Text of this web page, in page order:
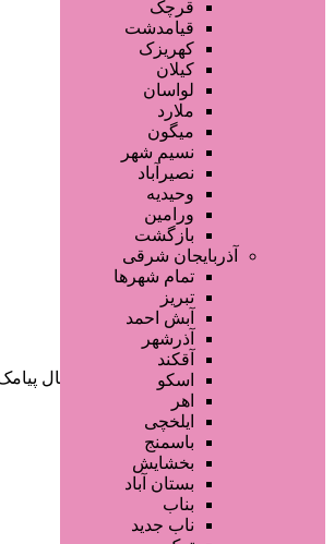
قرچک
قیامدشت
کهریزک
کیلان
لواسان
ملارد
میگون
نسیم شهر
نصیرآباد
وحیدیه
ورامین
بازگشت
آذربایجان شرقی
تمام شهر‌ها
تبریز
آبش احمد
آذرشهر
آقکند
اسکو
اهر
ایلخچی
باسمنج
بخشایش
بستان آباد
بناب
ناب جدید
صفحه اصلی
آگهی انبوه
طراحی سایت
صفحه اختصاصی
لیست سایتهای تبلیغاتی
دسته‌بندی‌ها
/ محصولات برچسب خورده “ارسال پیامک